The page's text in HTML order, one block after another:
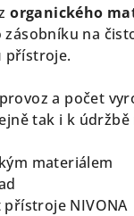
organického
zásobníku na
přístroje.
a počet
tak i k údržbě
materiálem
NIVONA